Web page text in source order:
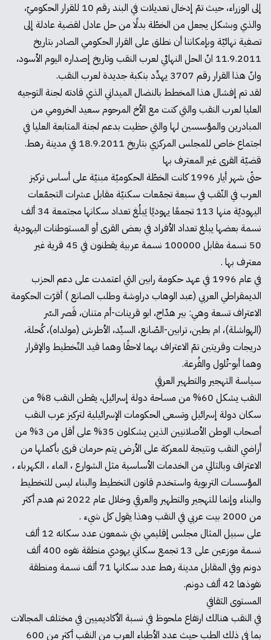
إلى الوزراء، حيث تمّ إدخال تعديلات في البند رقم 10 للقرار الحكوميّ،
والذي وبشكل يجعل من الخطّة بدلًا من حل عادل لقضية عادلة إلى
تصفية نهائيّة وبإمكاننا أن نطلق على القرار الحكومي الصادر بتاريخ
11.9.2011 انّ الحل النهائي لعرب النقب وتاريخ إصداره اليوم الأسود،
وانّ هذا القرار رقم 3707 يهدِّد بنكبة جديدة لعرب النقب.
لقد تم إفشال هذا المخطط بالنضال الميداني الذي قادته لجنة التوجيه
العليا لعرب النقب والتي كنت مع الأخ المرحوم سعيد الخرومي من
المبادرين والمؤسسين لها والتي حظيت بدعم لجنة المتابعة العليا في
اجتماع خاص للمجلس المركزي بتاريخ 18.9.2011 في مدينة رهط.
قضيّة القرى غير المعترف بها
حتّى شهر أيار 1996 كانت الخطّة الحكوميّة مبنيّة على أساس تركيز
العرب في النّقب في سبعة تجمّعات سكنيّة مقابل عشرات التجمّعات
اليهوديّة منها 113 تجمعًا يهوديًا يَبلُغ تعداد سكانها مجتمعة 34 ألف
نسمة بعضها يبلغ تعداد الأفراد في بعض القرى أو المستوطنات اليهودية
50 نسمة مقابل 100000 نسمة عربية يقطنون في 45 قرية غير
معترف بها .
في عام 1996 في عهد حكومة رابين التي اعتمدت على دعم الحزب
الديمقراطي العربي (عبد الوهاب دراوشة وطلب الصانع ) أقرّت الحكومة
الاعتراف تسعة وهي: بير هدّاج، ابو قرينات-أم متنان، قَصر السّر
(الهواشلة)، ام بطين، ترابين-الصّانع، السيِّد، الأطرش (مولداه)، كُحلة،
دريجات وقريتين تمّ الاعتراف بهما لاحقًا وهما قيد التّخطيط والإقرار
وهما أبو-تْلول والفُرعة.
سياسة التهجير والتطهير العرقي
النقب يشكل 60% من مساحة دولة إسرائيل، يقطن النقب 8% من
سكان دولة إسرائيل وتسعى الحكومات الإسرائيلية لتركيز عرب النقب
أصحاب الوطن الأصلانيين الذين يشكلون 35% على أقل من 3% من
أراضي النقب ونتيجة للمعركة على الأرض يتم حرمان قرى بأكملها من
الاعتراف وبالتالي من الخدمات الأساسية مثل الشوارع ، الماء ، الكهرباء ،
المؤسسات التربوية واستخدم قانون التخطيط والبناء ليس للتخطيط
والبناء وإنما للتهجير والتطهير والعرقي وخلال عام 2022 تم هدم أكثر
من 2000 بيت عربي في النقب وهذا يقول كل شيء .
على سبيل المثال مجلس إقليمي بني شمعون عدد سكانه 12 ألف
نسمة موزعين على 13 تجمع سكاني يهودي منطقة نفوه 400 ألف
دونم وفي المقابل مدينة رهط عدد سكانها 71 ألف نسمة ومنطقة
نفوذها 42 ألف دونم.
المستوى الثقافي
في النقب هنالك ارتفاع ملحوظ في نسبة الأكاديميين في مختلف المجالات
بما في ذلك الطب حيث عدد الأطباء العرب من النقب أكثر من 600